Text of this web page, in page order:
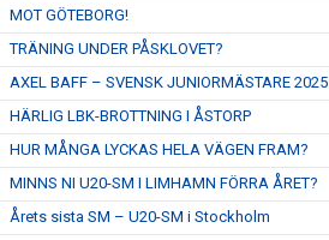
MOT GÖTEBORG!
TRÄNING UNDER PÅSKLOVET?
AXEL BAFF – SVENSK JUNIORMÄSTARE 2025
HÄRLIG LBK-BROTTNING I ÅSTORP
HUR MÅNGA LYCKAS HELA VÄGEN FRAM?
MINNS NI U20-SM I LIMHAMN FÖRRA ÅRET?
Årets sista SM – U20-SM i Stockholm